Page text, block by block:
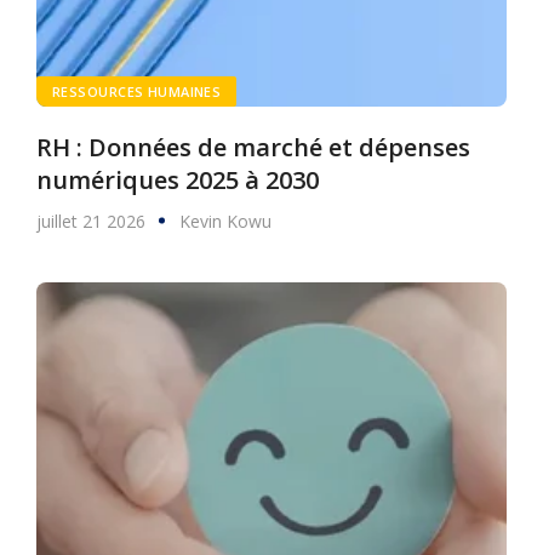
RESSOURCES HUMAINES
RH : Données de marché et dépenses
numériques 2025 à 2030
juillet 21 2026 Kevin Kowu